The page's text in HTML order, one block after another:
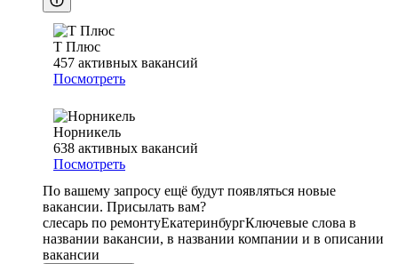
Т Плюс
457 активных вакансий
Посмотреть
Норникель
638 активных вакансий
Посмотреть
По вашему запросу ещё будут появляться новые
вакансии. Присылать вам?
слесарь по ремонтуЕкатеринбургКлючевые слова в
названии вакансии, в названии компании и в описании
вакансии